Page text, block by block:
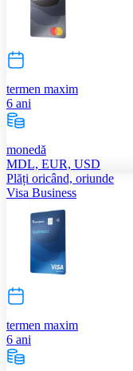
termen maxim
6 ani
monedă
MDL, EUR, USD
Plăți oricând, oriunde
Visa Business
termen maxim
6 ani